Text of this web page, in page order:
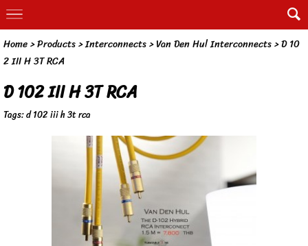
Home> Products >Interconnects>Van Den Hul Interconnects>D 10
2 III H 3T RCA
D 102 III H 3T RCA
Tags:d 102 iii h 3t rca